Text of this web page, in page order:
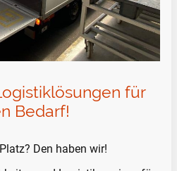
für
Bedarf!
Den haben wir!